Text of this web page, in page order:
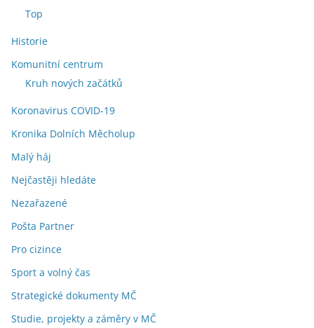
Top
Historie
Komunitní centrum
Kruh nových začátků
Koronavirus COVID-19
Kronika Dolních Měcholup
Malý háj
Nejčastěji hledáte
Nezařazené
Pošta Partner
Pro cizince
Sport a volný čas
Strategické dokumenty MČ
Studie, projekty a záměry v MČ